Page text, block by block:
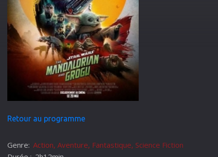
Retour au programme
Genre: Action, Aventure, Fantastique, Science Fiction